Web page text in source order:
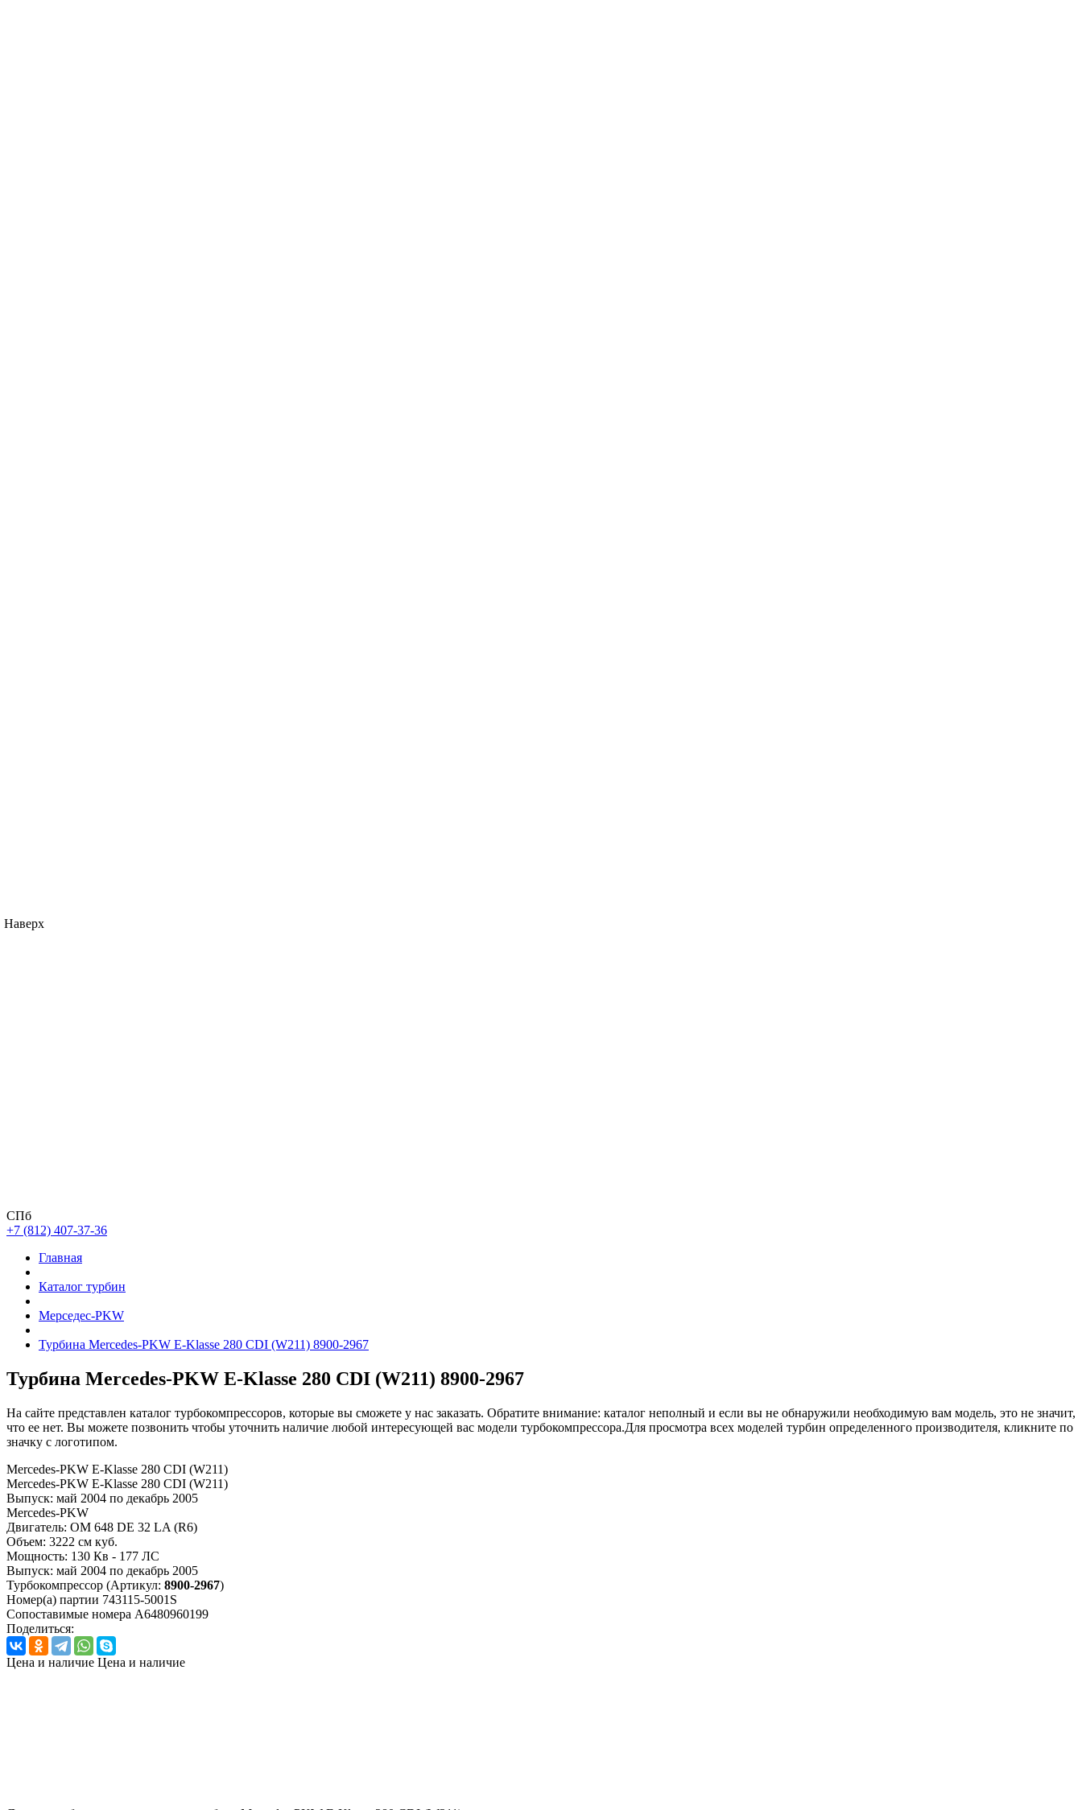
СПб
+7 (812) 407-37-36
Главная
Каталог турбин
Мерседес-PKW
Турбина Mercedes-PKW E-Klasse 280 CDI (W211) 8900-2967
Турбина Mercedes-PKW E-Klasse 280 CDI (W211) 8900-2967
На сайте представлен каталог турбокомпрессоров, которые вы сможете у нас заказать. Обратите внимание: каталог неполный и если вы не обнаружили необходимую вам модель, это не значит,
что ее нет. Вы можете позвонить чтобы уточнить наличие любой интересующей вас модели турбокомпрессора.Для просмотра всех моделей турбин определенного производителя, кликните по
значку с логотипом.
Mercedes-PKW E-Klasse 280 CDI (W211)
Mercedes-PKW E-Klasse 280 CDI (W211)
Выпуск: май 2004 по декабрь 2005
Mercedes-PKW
Двигатель: OM 648 DE 32 LA (R6)
Объем: 3222 см куб.
Мощность: 130 Кв - 177 ЛС
Выпуск: май 2004 по декабрь 2005
Турбокомпрессор (Артикул: 8900-2967)
Номер(а) партии 743115-5001S
Сопоставимые номера A6480960199
Поделиться:
Цена и наличие Цена и наличие
Наверх